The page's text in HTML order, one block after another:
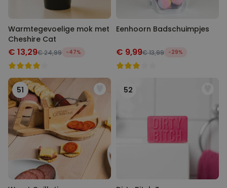
Warmtegevoelige mok met
Cheshire Cat
€ 13,29€ 24,99 -47%
Eenhoorn Badschuimpjes
€ 9,99€ 13,99 -29%
51 52